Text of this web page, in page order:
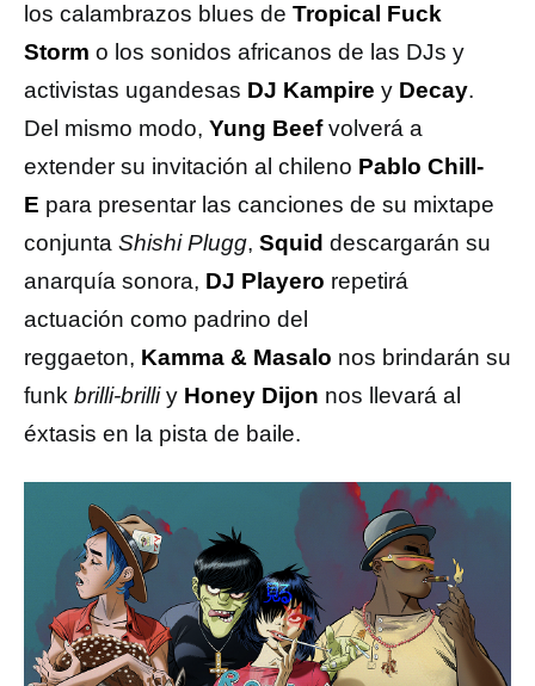
los calambrazos blues de Tropical Fuck
Storm o los sonidos africanos de las DJs y
activistas ugandesas DJ Kampire y Decay.
Del mismo modo, Yung Beefvolverá a
extender su invitación al chileno Pablo Chill-
E para presentar las canciones de su mixtape
conjunta Shishi Plugg, Squid descargarán su
anarquía sonora, DJ Playero repetirá
actuación como padrino del
reggaeton, Kamma & Masalo nos brindarán su
funk brilli-brilliy Honey Dijon nos llevará al
éxtasis en la pista de baile.